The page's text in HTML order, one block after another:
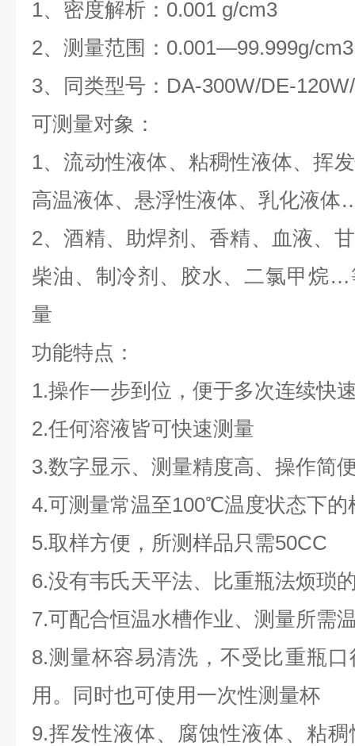
1、密度解析：0.001 g/cm3
2、测量范围：0.001—99.999g/cm3
3、同类型号：DA-300W/DE-
可测量对象：
1、流动性液体、粘稠性液体、挥
高温液体、悬浮性液体、乳化液体
2、酒精、助焊剂、香精、血液、
柴油、制冷剂、胶水、二氯甲烷
量
功能特点：
1.操作一步到位，便于多次连续快
2.任何溶液皆可快速测量
3.数字显示、测量精度高、操作简
4.可测量常温至100℃温度状态下的
5.取样方便，所测样品只需50CC
6.没有韦氏天平法、比重瓶法烦琐
7.可配合恒温水槽作业、测量所需
8.测量杯容易清洗，不受比重瓶
用。同时也可使用一次性测量杯
9.挥发性液体、腐蚀性液体、粘